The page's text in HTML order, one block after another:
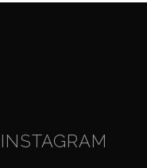
INSTAGRAM